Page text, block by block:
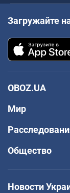
Загружайте
OBOZ.UA
Мир
Общество
Новости